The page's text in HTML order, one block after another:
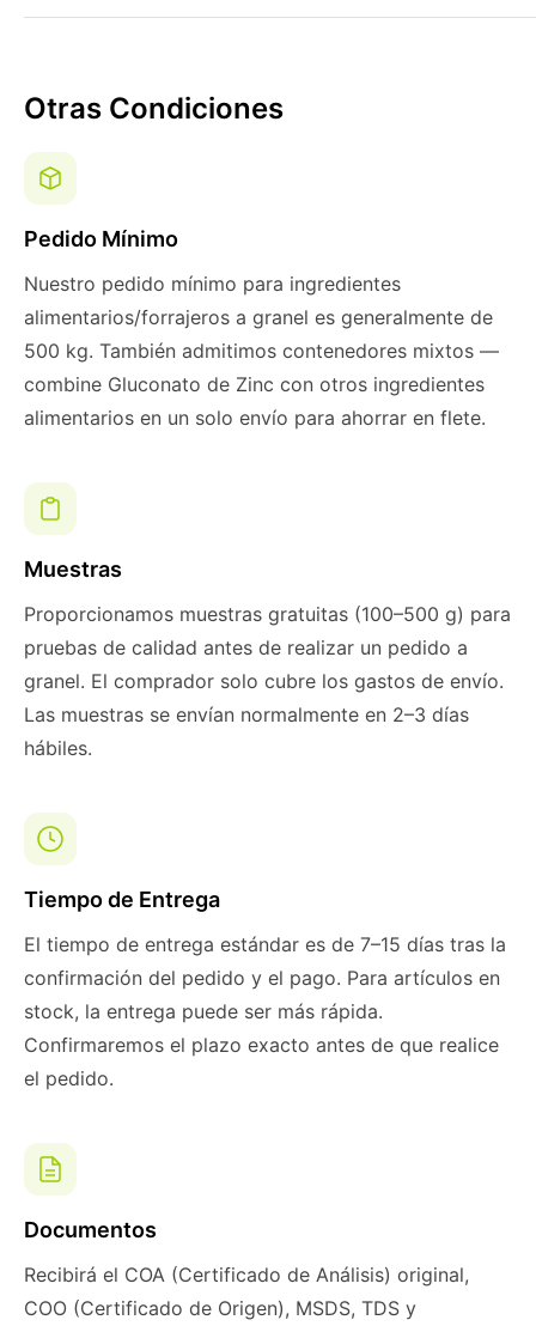
Otras Condiciones
Pedido Mínimo
Nuestro pedido mínimo para ingredientes
alimentarios/forrajeros a granel es generalmente de
500 kg. También admitimos contenedores mixtos —
combine Gluconato de Zinc con otros ingredientes
alimentarios en un solo envío para ahorrar en flete.
Muestras
Proporcionamos muestras gratuitas (100–500 g) para
pruebas de calidad antes de realizar un pedido a
granel. El comprador solo cubre los gastos de envío.
Las muestras se envían normalmente en 2–3 días
hábiles.
Tiempo de Entrega
El tiempo de entrega estándar es de 7–15 días tras la
confirmación del pedido y el pago. Para artículos en
stock, la entrega puede ser más rápida.
Confirmaremos el plazo exacto antes de que realice
el pedido.
Documentos
Recibirá el COA (Certificado de Análisis) original,
COO (Certificado de Origen), MSDS, TDS y